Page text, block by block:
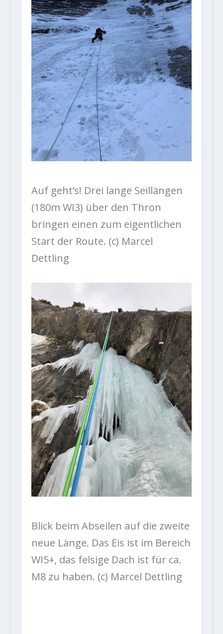
Auf geht’s! Drei lange Seillängen
(180m WI3) über den Thron
bringen einen zum eigentlichen
Start der Route. (c) Marcel
Dettling
Blick beim Abseilen auf die zweite
neue Länge. Das Eis ist im Bereich
WI5+, das felsige Dach ist für ca.
M8 zu haben. (c) Marcel Dettling